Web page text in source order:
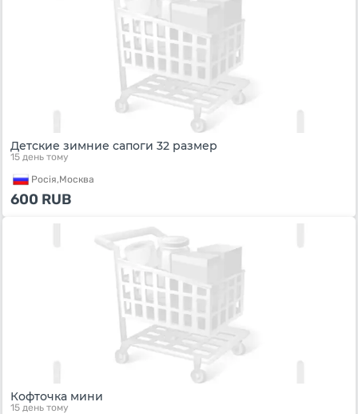
Детские зимние сапоги 32 размер
15 день тому
Росiя,Москва
600 RUB
Кофточка мини
15 день тому